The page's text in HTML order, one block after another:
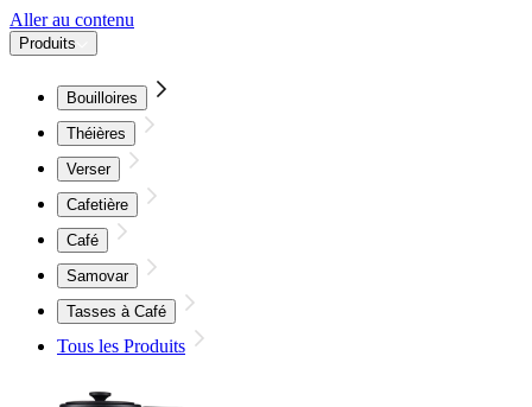
Aller au contenu
Produits
Bouilloires
Théières
Verser
Cafetière
Café
Samovar
Tasses à Café
Tous les Produits